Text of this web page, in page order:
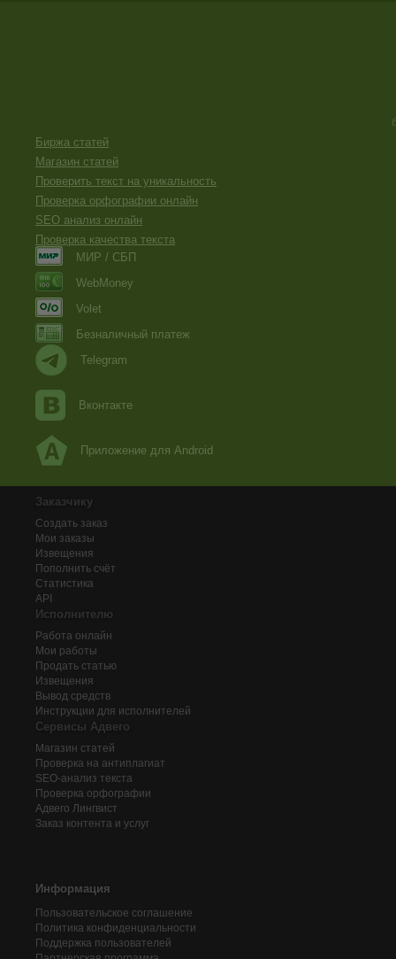
Биржа статей
Магазин статей
Проверить текст на уникальность
Проверка орфографии онлайн
SEO анализ онлайн
Проверка качества текста
МИР / СБП
WebMoney
Volet
Безналичный платеж
Telegram
Вконтакте
Приложение для Android
Заказчику
Создать заказ
Мои заказы
Извещения
Пополнить счёт
Статистика
API
Исполнителю
Работа онлайн
Мои работы
Продать статью
Извещения
Вывод средств
Инструкции для исполнителей
Сервисы Адвего
Магазин статей
Проверка на антиплагиат
SEO-анализ текста
Проверка орфографии
Адвего Лингвист
Заказ контента и услуг
Информация
Пользовательское соглашение
Политика конфиденциальности
Поддержка пользователей